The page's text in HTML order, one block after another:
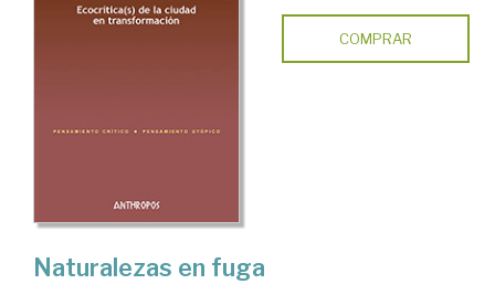
COMPRAR
Naturalezas en fuga